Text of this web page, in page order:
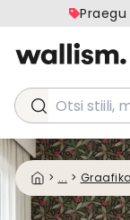
Otsi stiili,
> ... > Graafika